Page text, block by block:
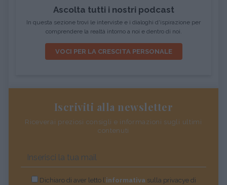
Ascolta tutti i nostri podcast
In questa sezione trovi le interviste e i dialoghi d'ispirazione per
comprendere la realtà intorno a noi e dentro di noi.
VOCI PER LA CRESCITA PERSONALE
Iscriviti alla newsletter
Riceverai preziosi consigli e informazioni sugli ultimi
contenuti
Dichiaro di aver letto l’informativa sulla privacye di